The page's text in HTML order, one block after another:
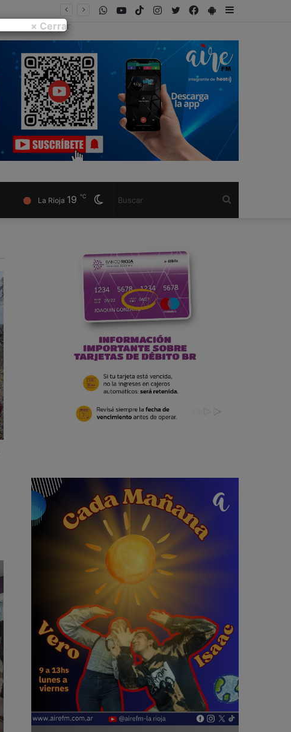
PlayStore
Facebook
Twitter
Instagram
Tiktok
Youtube
WhatsApp
Cambiar
La Rioja 19 ℃
× Cerrar